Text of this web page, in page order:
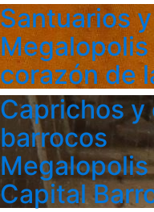
Santuarios
Megalopolis
corazón de
Caprichos
barrocos
Megalopolis
Capital